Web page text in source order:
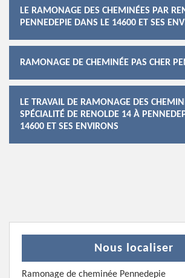
LE RAMONAGE DES CHEMINÉES PAR
PENNEDEPIE DANS LE 14600 ET SES
RAMONAGE DE CHEMINÉE PAS CHER
LE TRAVAIL DE RAMONAGE DES
SPÉCIALITÉ DE RENOLDE 14 À
14600 ET SES ENVIRONS
Nous localiser
Ramonage de cheminée Pennedepie